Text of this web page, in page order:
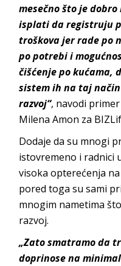
mesečno što je
isplati da registruju
troškova jer rade po
po potrebi i
čišćenje po kućama,
sistem ih na taj
razvoj“, navodi
Milena Amon za
Dodaje da su mnogi
istovremeno i radnici
visoka opterećenja
pored toga su sami
mnogim nametima
razvoj.
„Zato smatramo da
doprinose na